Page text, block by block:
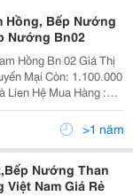
Hồng, Bếp Nướng
Tiệc Đứng Ngoài Trời , Bếp Nướng Bn02
Bn 02 Giá Thị
>1 năm
Nướng Than
Nam Giá Rẻ